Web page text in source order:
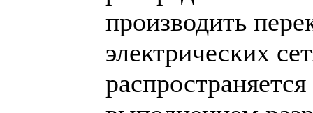
производить
электрических